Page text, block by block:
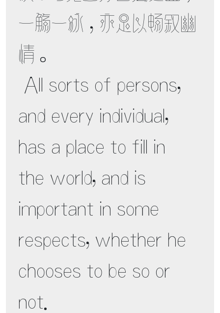
一觞一咏，亦足以畅叙幽
情。
and every individual,
has a place to fill in
the world, and is
important in some
respects, whether he
chooses to be so or
not.